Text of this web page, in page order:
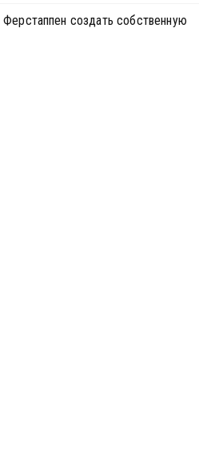
создать собственную